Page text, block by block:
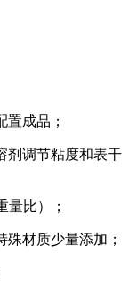
成品；
剂调节粘度和表干
量比）；
材质少量添加；